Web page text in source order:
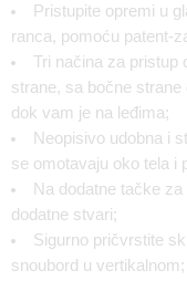
Pristupite opremi u
ranca, pomoću patent-
Tri načina za pristup
strane, sa bočne strane
dok vam je na leđima;
Neopisivo udobna i
se omotavaju oko tela i
Na dodatne tačke
dodatne stvari;
Sigurno pričvrstite
snoubord u vertikalnom;